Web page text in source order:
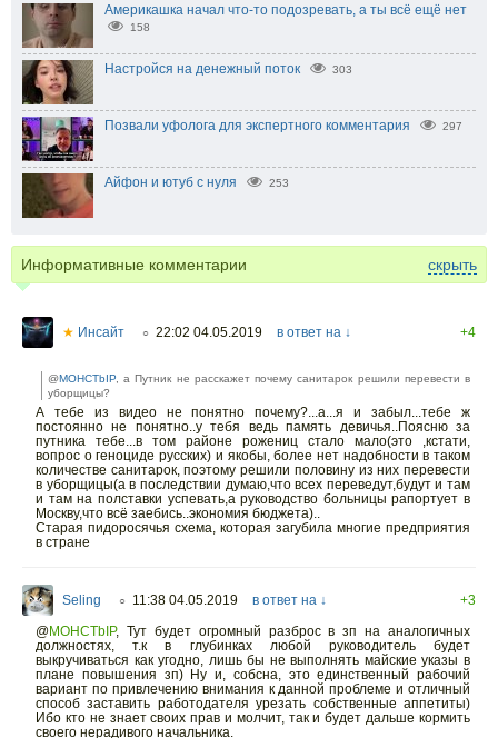
Америкашка начал что-то подозревать, а ты всё ещё нет
158
Настройся на денежный поток 303
Позвали уфолога для экспертного комментария 297
Айфон и ютуб с нуля 253
Информативные комментарии скрыть
★ Инсайт ○ 22:02 04.05.2019 в ответ на ↓ +4
@MOHCTbIP, а Путник не расскажет почему санитарок решили перевести в
уборщицы?
А тебе из видео не понятно почему?...а...я и забыл...тебе ж
постоянно не понятно..у тебя ведь память девичья..Поясню за
путника тебе...в том районе рожениц стало мало(это ,кстати,
вопрос о геноциде русских) и якобы, более нет надобности в таком
количестве санитарок, поэтому решили половину из них перевести
в уборщицы(а в последствии думаю,что всех переведут,будут и там
и там на полставки успевать,а руководство больницы рапортует в
Москву,что всё заебись..экономия бюджета)..
Старая пидоросячья схема, которая загубила многие предприятия
в стране
Seling ○ 11:38 04.05.2019 в ответ на ↓
+3
@MOHCTbIP, Тут будет огромный разброс в зп на аналогичных
должностях, т.к в глубинках любой руководитель будет
выкручиваться как угодно, лишь бы не выполнять майские указы в
плане повышения зп) Ну и, собсна, это единственный рабочий
вариант по привлечению внимания к данной проблеме и отличный
способ заставить работодателя урезать собственные аппетиты)
Ибо кто не знает своих прав и молчит, так и будет дальше кормить
своего нерадивого начальника.